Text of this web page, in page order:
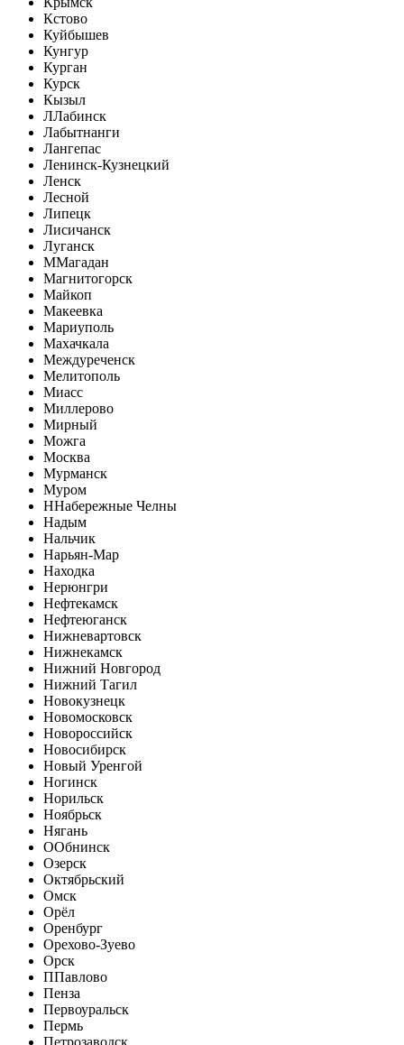
Кстово
Куйбышев
Кунгур
Курган
Курск
Кызыл
ЛЛабинск
Лабытнанги
Лангепас
Ленинск-Кузнецкий
Ленск
Лесной
Липецк
Лисичанск
Луганск
ММагадан
Магнитогорск
Майкоп
Макеевка
Мариуполь
Махачкала
Междуреченск
Мелитополь
Миасс
Миллерово
Мирный
Можга
Москва
Мурманск
Муром
ННабережные Челны
Надым
Нальчик
Нарьян-Мар
Находка
Нерюнгри
Нефтекамск
Нефтеюганск
Нижневартовск
Нижнекамск
Нижний Новгород
Нижний Тагил
Новокузнецк
Новомосковск
Новороссийск
Новосибирск
Новый Уренгой
Ногинск
Норильск
Ноябрьск
Нягань
ООбнинск
Озерск
Октябрьский
Омск
Орёл
Оренбург
Орехово-Зуево
Орск
ППавлово
Пенза
Первоуральск
Пермь
Петрозаводск